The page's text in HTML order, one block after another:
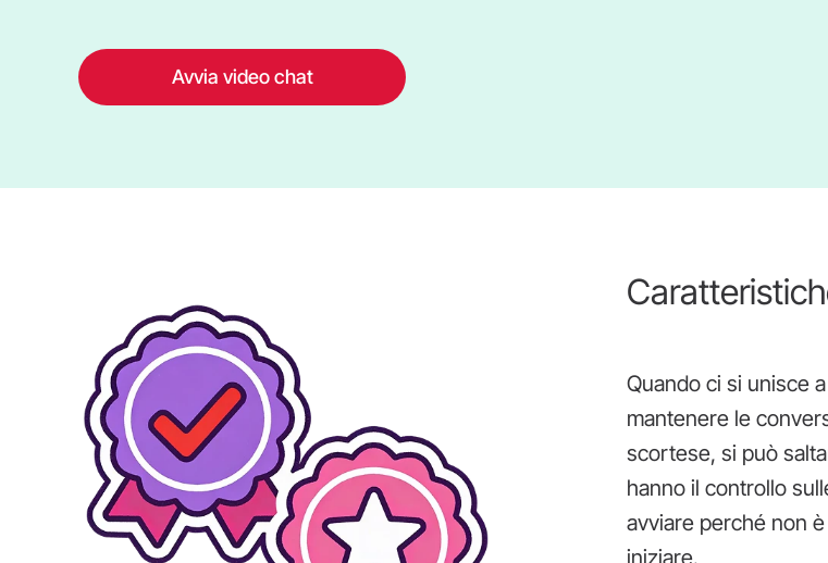
Avvia video chat
Quando ci si unisce
mantenere le
scortese, si può
hanno il controllo
avviare perché non
iniziare.